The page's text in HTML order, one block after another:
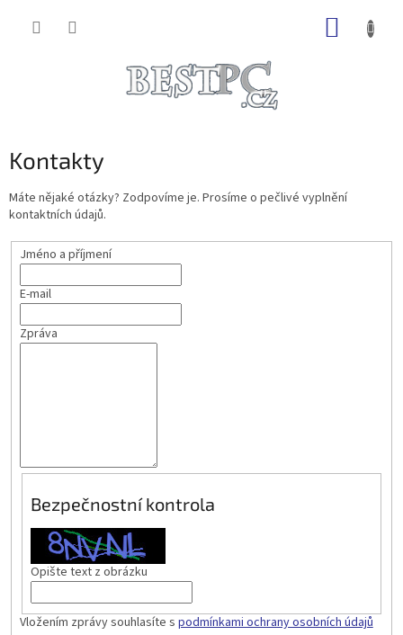
Kontakty
Máte nějaké otázky? Zodpovíme je. Prosíme o pečlivé vyplnění
kontaktních údajů.
Jméno a příjmení
E-mail
Zpráva
Bezpečnostní kontrola
Opište text z obrázku
Vložením zprávy souhlasíte s podmínkami ochrany osobních údajů